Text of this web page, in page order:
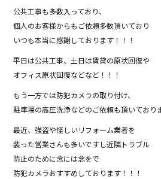
公共工事も多数入っており、
個人のお客様からもご依頼多数頂いており
いつも本当に感謝しております！！！
平日は公共工事、土日は賃貸の原状回復や
オフィス原状回復などなど！！！
もう一方では防犯カメラの取り付け、
駐車場の高圧洗浄などのご依頼も頂いており
最近、強盗や怪しいリフォーム業者を
装った営業さんも多いですし近隣トラブル
防止のために念には念をで
防犯カメラおすすめしております！！！